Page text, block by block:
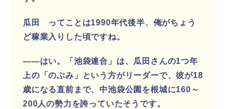
瓜田 ってことは1990年代後半、俺がちょう
ど稼業入りした頃ですね。
――はい。「池袋連合」は、瓜田さんの1つ年
上の「のぶみ」という方がリーダーで、彼が18
歳になる直前まで、中池袋公園を根城に160～
200人の勢力を誇っていたそうです。